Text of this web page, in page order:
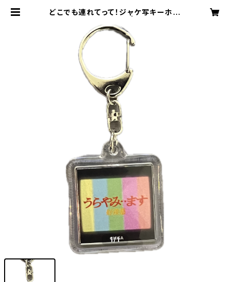
どこでも連れてって！ジャケ写キーホル
fficial Online Store
1/1